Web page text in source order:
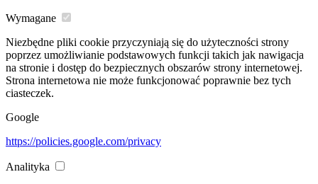
Wymagane
Niezbędne pliki cookie przyczyniają się do użyteczności strony
poprzez umożliwianie podstawowych funkcji takich jak nawigacja
na stronie i dostęp do bezpiecznych obszarów strony internetowej.
Strona internetowa nie może funkcjonować poprawnie bez tych
ciasteczek.
Google
https://policies.google.com/privacy
Analityka